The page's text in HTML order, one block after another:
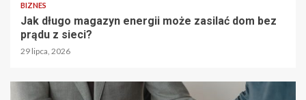
BIZNES
Jak długo magazyn energii może zasilać dom bez
prądu z sieci?
29 lipca, 2026